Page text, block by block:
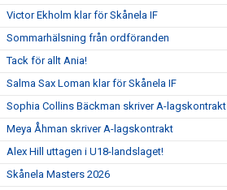
Victor Ekholm klar för Skånela IF
Sommarhälsning från ordföranden
Tack för allt Ania!
Salma Sax Loman klar för Skånela IF
Sophia Collins Bäckman skriver A-lagskontrakt
Meya Åhman skriver A-lagskontrakt
Alex Hill uttagen i U18-landslaget!
Skånela Masters 2026